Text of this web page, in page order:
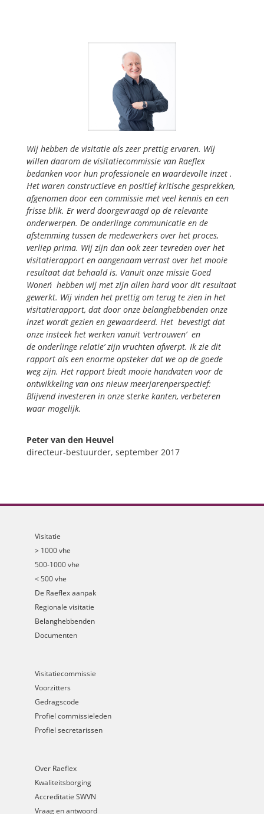
Wij hebben de visitatie als zeer prettig ervaren. Wij
willen daarom de visitatiecommissie van Raeflex
bedanken voor hun professionele en waardevolle inzet .
Het waren constructieve en positief kritische gesprekken,
afgenomen door een commissie met veel kennis en een
frisse blik. Er werd doorgevraagd op de relevante
onderwerpen. De onderlinge communicatie en de
afstemming tussen de medewerkers over het proces,
verliep prima. Wij zijn dan ook zeer tevreden over het
visitatierapport en aangenaam verrast over het mooie
resultaat dat behaald is. Vanuit onze missie ´Goed
Wonen´ hebben wij met zijn allen hard voor dit resultaat
gewerkt. Wij vinden het prettig om terug te zien in het
visitatierapport, dat door onze belanghebbenden onze
inzet wordt gezien en gewaardeerd. Het bevestigt dat
onze insteek ´het werken vanuit ‘vertrouwen’ en
de onderlinge relatie’ zijn vruchten afwerpt. Ik zie dit
rapport als een enorme opsteker dat we op de goede
weg zijn. Het rapport biedt mooie handvaten voor de
ontwikkeling van ons nieuw meerjarenperspectief:
Blijvend investeren in onze sterke kanten, verbeteren
waar mogelijk.
Peter van den Heuvel
directeur-bestuurder, september 2017
Visitatie
> 1000 vhe
500-1000 vhe
< 500 vhe
De Raeflex aanpak
Regionale visitatie
Belanghebbenden
Documenten
Visitatiecommissie
Voorzitters
Gedragscode
Profiel commissieleden
Profiel secretarissen
Over Raeflex
Kwaliteitsborging
Accreditatie SWVN
Vraag en antwoord